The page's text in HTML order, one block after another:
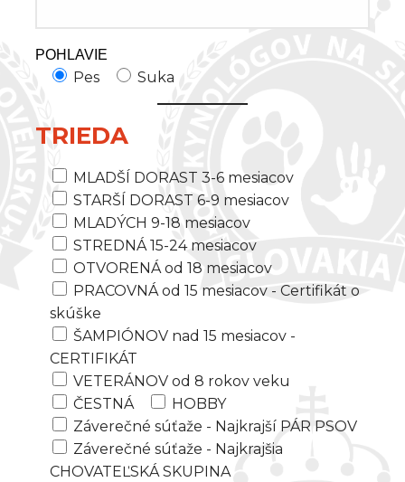
POHLAVIE
Pes Suka
TRIEDA
MLADŠÍ DORAST 3-6 mesiacov
STARŠÍ DORAST 6-9 mesiacov
MLADÝCH 9-18 mesiacov
STREDNÁ 15-24 mesiacov
OTVORENÁ od 18 mesiacov
PRACOVNÁ od 15 mesiacov - Certifikát o
skúške
ŠAMPIÓNOV nad 15 mesiacov -
CERTIFIKÁT
VETERÁNOV od 8 rokov veku
ČESTNÁ
HOBBY
Záverečné súťaže - Najkrajší PÁR PSOV
Záverečné súťaže - Najkrajšia
CHOVATEĽSKÁ SKUPINA